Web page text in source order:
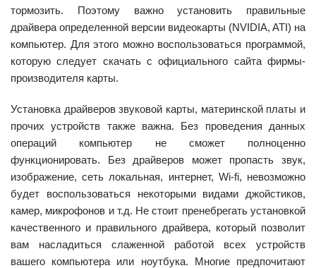
тормозить. Поэтому важно установить правильные
драйвера определенной версии видеокарты (NVIDIA, ATI) на
компьютер. Для этого можно воспользоваться программой,
которую следует скачать с официального сайта фирмы-
производителя карты.
Установка драйверов звуковой карты, материнской платы и
прочих устройств также важна. Без проведения данных
операций компьютер не сможет полноценно
функционировать. Без драйверов может пропасть звук,
изображение, сеть локальная, интернет, Wi-fi, невозможно
будет воспользоваться некоторыми видами джойстиков,
камер, микрофонов и т.д. Не стоит пренебрегать установкой
качественного и правильного драйвера, который позволит
вам насладиться слаженной работой всех устройств
вашего компьютера или ноутбука. Многие предпочитают